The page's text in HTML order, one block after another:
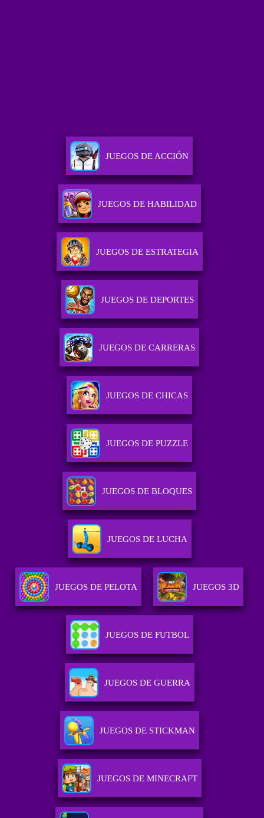
JUEGOS DE ACCIÓN
JUEGOS DE HABILIDAD
JUEGOS DE ESTRATEGIA
JUEGOS DE DEPORTES
JUEGOS DE CARRERAS
JUEGOS DE CHICAS
JUEGOS DE PUZZLE
JUEGOS DE BLOQUES
JUEGOS DE LUCHA
JUEGOS DE PELOTA JUEGOS 3D
JUEGOS DE FUTBOL
JUEGOS DE GUERRA
JUEGOS DE STICKMAN
JUEGOS DE MINECRAFT